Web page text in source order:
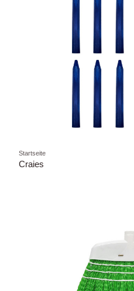
Startseite
Craies